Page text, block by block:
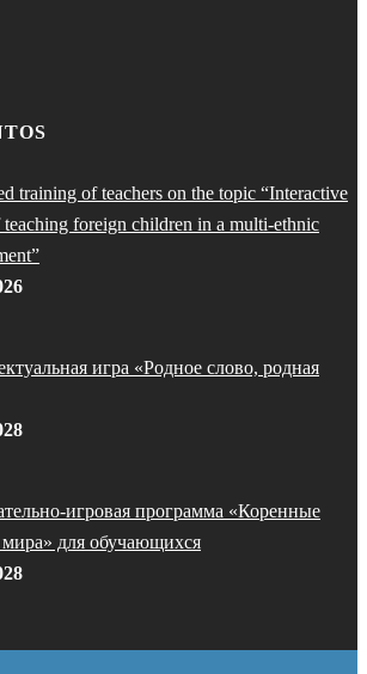
training of teachers on the topic “Interactive
foreign children in a multi-ethnic
игра «Родное слово, родная
игровая программа «Коренные
для обучающихся